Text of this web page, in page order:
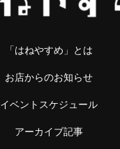
「はねやすめ」とは
お店からのお知らせ
イベントスケジュール
アーカイブ記事